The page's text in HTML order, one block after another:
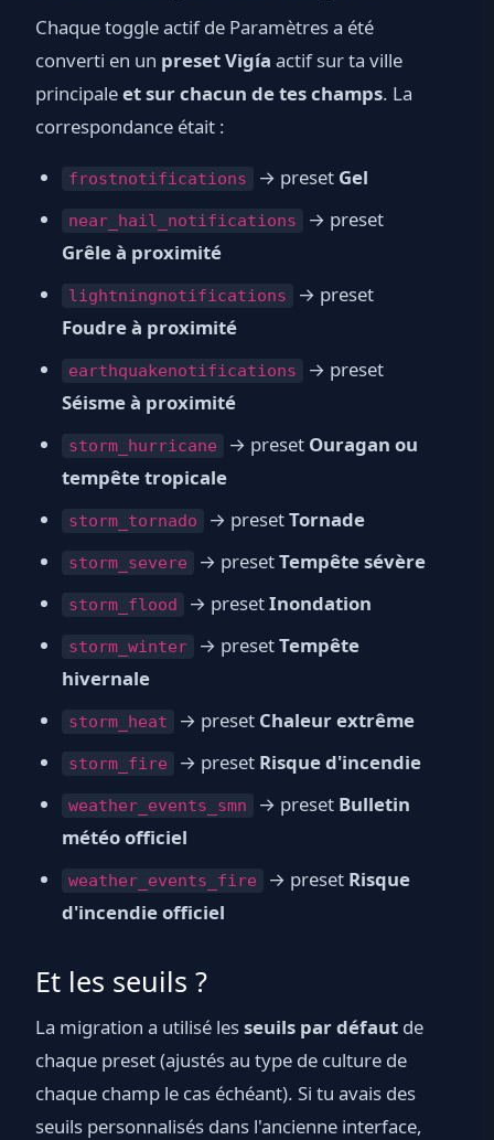
Chaque toggle actif de Paramètres a été
converti en un preset Vigía actif sur ta ville
principaleet sur chacun de tes champs. La
correspondance était :
frostnotifications → preset Gel
near_hail_notifications
→ preset
Grêle à proximité
lightningnotifications
→ preset
Foudre à proximité
earthquakenotifications
→ preset
Séisme à proximité
storm_hurricane → preset Ouragan ou
tempête tropicale
storm_tornado → presetTornade
storm_severe → presetTempête sévère
storm_flood → presetInondation
storm_winter → presetTempête
hivernale
storm_heat → preset Chaleur extrême
storm_fire → preset Risque d'incendie
weather_events_smn → preset Bulletin
météo officiel
weather_events_fire → preset Risque
d'incendie officiel
Et les seuils ?
La migration a utilisé lesseuils par défaut de
chaque preset (ajustés au type de culture de
chaque champ le cas échéant). Si tu avais des
seuils personnalisés dans l'ancienne interface,